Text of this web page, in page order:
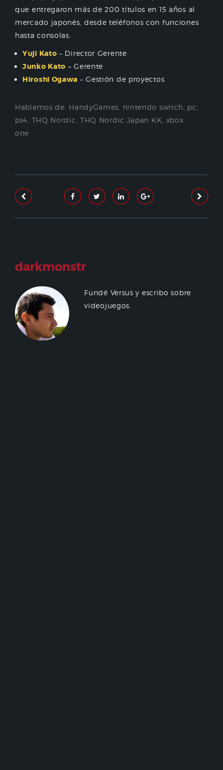
que entregaron más de 200 títulos en 15 años al
mercado japonés, desde teléfonos con funciones
hasta consolas:
Yuji Kato – Director Gerente
Junko Kato – Gerente
Hiroshi Ogawa – Gestión de proyectos
Hablamos de: HandyGames nintendo switch pc
ps4 THQ Nordic THQ Nordic Japan KK
xbox
one
darkmonstr
Fundé Versus y escribo sobre
videojuegos.